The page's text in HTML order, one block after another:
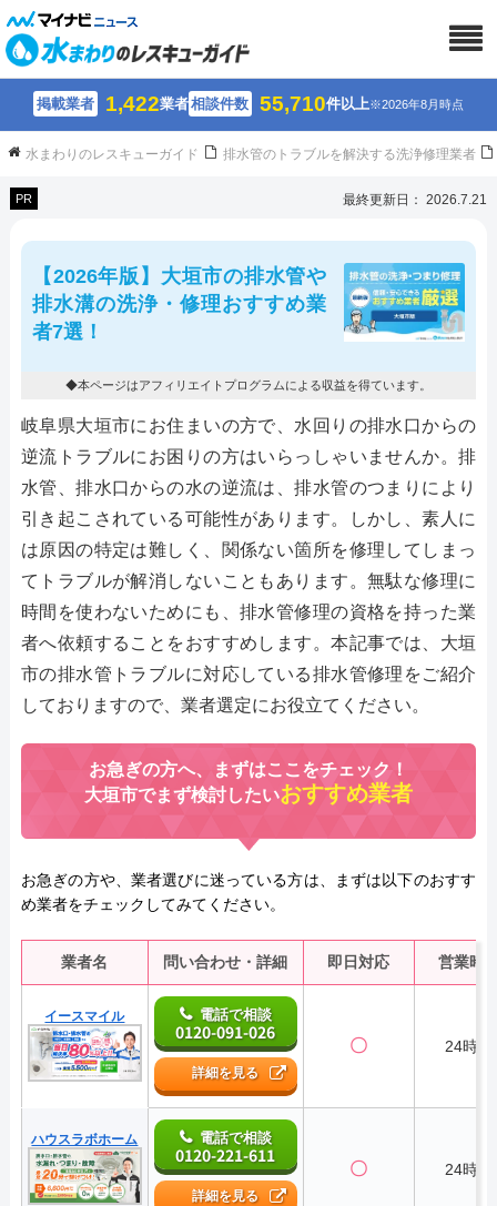
掲載業者 1,422業者相談件数 55,710件以上※2026年8月時点
水まわりのレスキューガイド 排水管のトラブルを解決する洗浄修理業者
PR 最終更新日： 2026.7.21
【2026年版】大垣市の排水管や
排水溝の洗浄・修理おすすめ業
者7選！
◆本ページはアフィリエイトプログラムによる収益を得ています。
岐阜県大垣市にお住まいの方で、水回りの排水口からの
逆流トラブルにお困りの方はいらっしゃいませんか。排
水管、排水口からの水の逆流は、排水管のつまりにより
引き起こされている可能性があります。しかし、素人に
は原因の特定は難しく、関係ない箇所を修理してしまっ
てトラブルが解消しないこともあります。無駄な修理に
時間を使わないためにも、排水管修理の資格を持った業
者へ依頼することをおすすめします。本記事では、大垣
市の排水管トラブルに対応している排水管修理をご紹介
しておりますので、業者選定にお役立てください。
お急ぎの方へ、まずはここをチェック！
大垣市でまず検討したいおすすめ業者
お急ぎの方や、業者選びに迷っている方は、まずは以下のおすす
め業者をチェックしてみてください。
業者名 問い合わせ・詳細 即日対応 営業時
イースマイル 電話で相談
0120-091-026
詳細を見る
〇 24時間
ハウスラボホーム 電話で相談
0120-221-611
詳細を見る
〇 24時間